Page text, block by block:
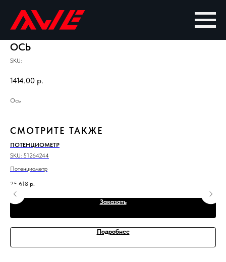
ОСЬ
SKU:
1414.00 р.
Ось
СМОТРИТЕ ТАКЖЕ
ПОТЕНЦИОМЕТР
SKU: 51264244
Потенциометр
25 618 р.
Заказать
Подробнее